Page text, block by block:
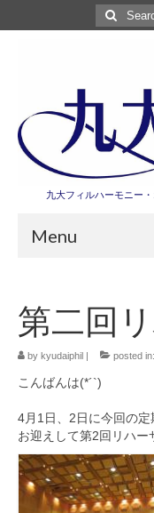
Search
for:
九大フィルハーモニー
Menu
演奏会情報
卒業記念演奏会
九大フィルとは
九大フィルの歴史
ご寄付のお願い
演奏会の歴史
第二回
by kyudaiphil posted in:
こんばんは(*´`)
4月1日、 2日に今回の
お迎えして第2回リハー